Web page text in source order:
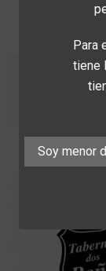
Para
tiene
Soy menor
Mostrando 1-